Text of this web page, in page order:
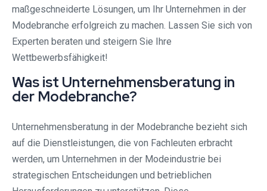
maßgeschneiderte Lösungen, um Ihr Unternehmen in der
Modebranche erfolgreich zu machen. Lassen Sie sich von
Experten beraten und steigern Sie Ihre
Wettbewerbsfähigkeit!
Was ist Unternehmensberatung in
der Modebranche?
Unternehmensberatung in der Modebranche bezieht sich
auf die Dienstleistungen, die von Fachleuten erbracht
werden, um Unternehmen in der Modeindustrie bei
strategischen Entscheidungen und betrieblichen